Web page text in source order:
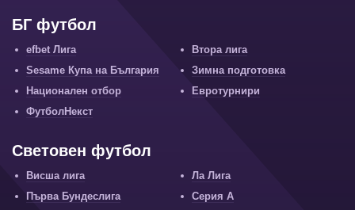
БГ футбол
efbet Лига
Втора лига
Sesame Купа на България
Зимна подготовка
Национален отбор
Евротурнири
ФутболНекст
Световен футбол
Висша лига
Ла Лига
Първа Бундеслига
Серия А